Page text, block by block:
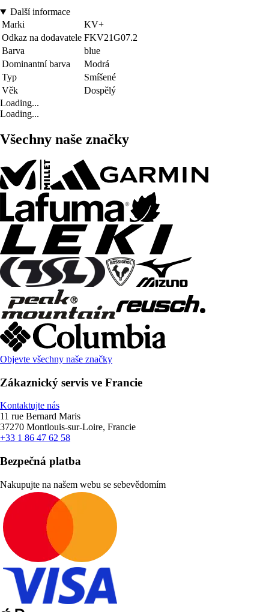
Další informace
Marki
KV+
Odkaz na dodavatele FKV21G07.2
Barva
blue
Dominantní barva
Modrá
Typ
Smíšené
Věk
Dospělý
Loading...
Loading...
Všechny naše značky
Objevte všechny naše značky
Zákaznický servis ve Francie
Kontaktujte nás
11 rue Bernard Maris
37270 Montlouis-sur-Loire, Francie
+33 1 86 47 62 58
Bezpečná platba
Nakupujte na našem webu se sebevědomím